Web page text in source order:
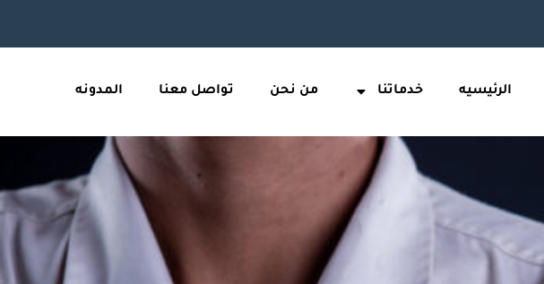
الرئيسيه خدماتنا من نحن تواصل معنا المدونه